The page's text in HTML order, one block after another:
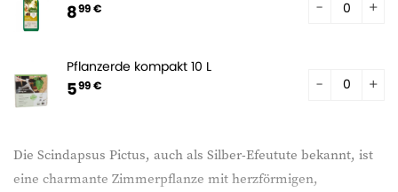
Die Scindapsus Pictus, auch als Silber-Efeutute bekannt, ist
eine charmante Zimmerpflanze mit herzförmigen,
899 €
Pflanzerde kompakt 10 L
599 €